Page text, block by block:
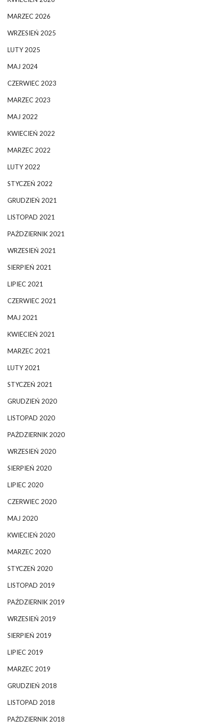
MARZEC 2026
WRZESIEŃ 2025
LUTY 2025
MAJ 2024
CZERWIEC 2023
MARZEC 2023
MAJ 2022
KWIECIEŃ 2022
MARZEC 2022
LUTY 2022
STYCZEŃ 2022
GRUDZIEŃ 2021
LISTOPAD 2021
PAŹDZIERNIK 2021
WRZESIEŃ 2021
SIERPIEŃ 2021
LIPIEC 2021
CZERWIEC 2021
MAJ 2021
KWIECIEŃ 2021
MARZEC 2021
LUTY 2021
STYCZEŃ 2021
GRUDZIEŃ 2020
LISTOPAD 2020
PAŹDZIERNIK 2020
WRZESIEŃ 2020
SIERPIEŃ 2020
LIPIEC 2020
CZERWIEC 2020
MAJ 2020
KWIECIEŃ 2020
MARZEC 2020
STYCZEŃ 2020
LISTOPAD 2019
PAŹDZIERNIK 2019
WRZESIEŃ 2019
SIERPIEŃ 2019
LIPIEC 2019
MARZEC 2019
GRUDZIEŃ 2018
LISTOPAD 2018
PAŹDZIERNIK 2018